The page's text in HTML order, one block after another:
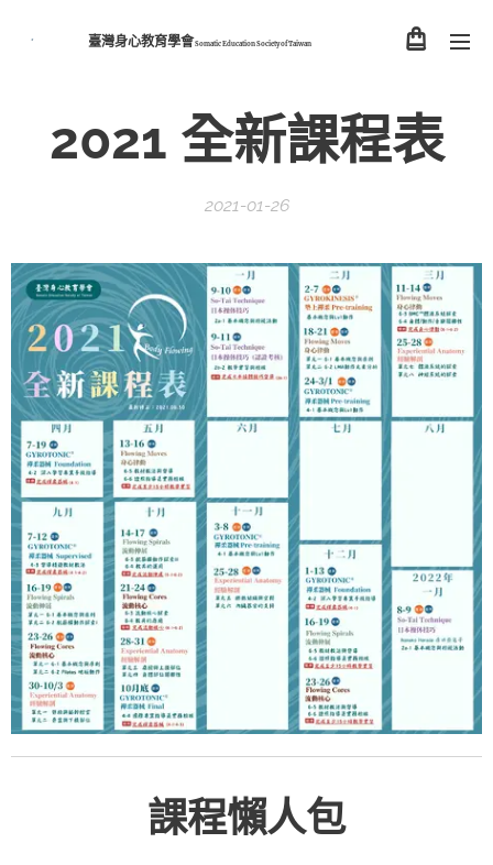
臺灣身心教育學會Somatic Education Society ofTaiwan
2021 全新課程表
2021-01-26
課程懶人包